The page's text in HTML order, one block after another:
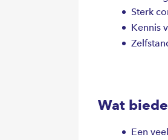
Sterk
Kennis
Wat
Een